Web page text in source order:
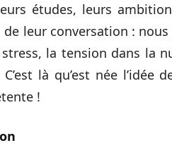
études, leurs
leur conversation :
la tension dans la
là qu’est née l’idée
!